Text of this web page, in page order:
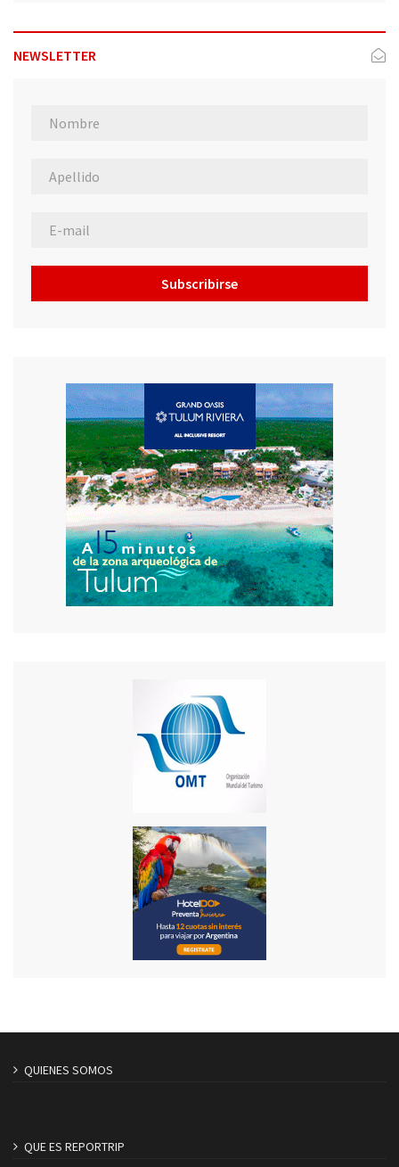
NEWSLETTER
Subscribirse
QUIENES SOMOS
QUE ES REPORTRIP